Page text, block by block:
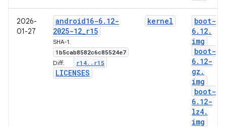
2026-
01-27
android16-6. 12-
2025-12_r15
SHA-1:
1b5cab8582c6c85524e7
Diff: r14. . r15
LICENSES
kernel
boot-
6. 12.
img
boot-
6. 12-
gz .
img
boot-
6. 12-
lz4.
img